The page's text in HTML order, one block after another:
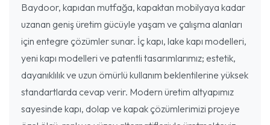
Baydoor, kapıdan mutfağa, kapaktan mobilyaya kadar
uzanan geniş üretim gücüyle yaşam ve çalışma alanları
için entegre çözümler sunar. İç kapı, lake kapı modelleri,
yeni kapı modelleri ve patentli tasarımlarımız; estetik,
dayanıklılık ve uzun ömürlü kullanım beklentilerine yüksek
standartlarda cevap verir. Modern üretim altyapımız
sayesinde kapı, dolap ve kapak çözümlerimizi projeye